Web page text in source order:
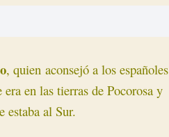
, quien aconsejó a los españoles
en las tierras de Pocorosa y
estaba al Sur.